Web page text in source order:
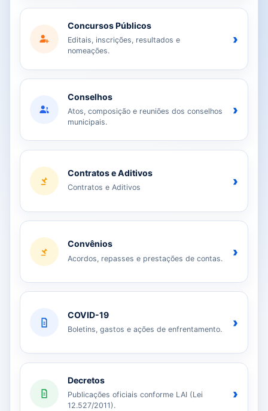
Concursos Públicos
Editais, inscrições, resultados e
nomeações.
›
Conselhos
Atos, composição e reuniões dos conselhos
municipais.
›
Contratos e Aditivos
Contratos e Aditivos ›
Convênios
Acordos, repasses e prestações de contas. ›
COVID-19
Boletins, gastos e ações de enfrentamento. ›
Decretos
Publicações oficiais conforme LAI (Lei
12.527/2011).
›